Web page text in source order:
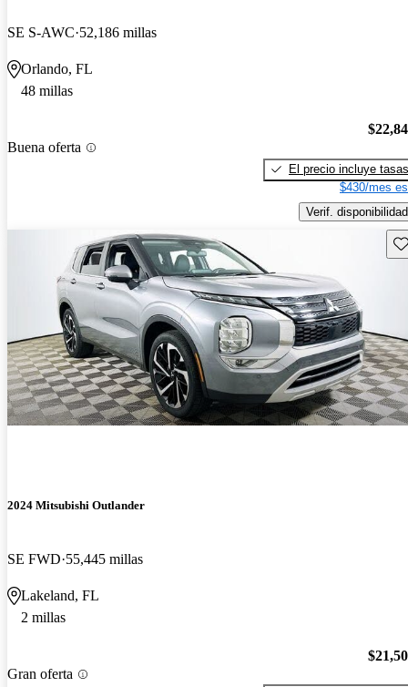
SE S-AWC 52,186 millas
Orlando, FL
48 millas
Buena oferta
El precio incluye tasas
$430/mes
Verif. disponibilidad
2024 Mitsubishi Outlander
SE FWD 55,445 millas
Lakeland, FL
2 millas
Gran oferta